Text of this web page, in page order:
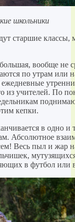
школьники
старшие
вообще не
по утрам или
из учителей. По
кепки.
в одно
Абсолютное
Весь пыл и жар
в футбол или